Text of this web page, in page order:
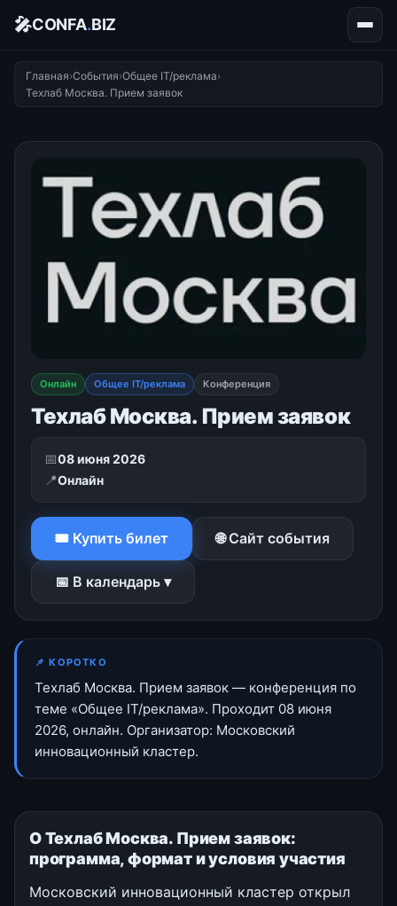
🎤CONFA.BIZ
Главная›События›Общее IT/реклама›
Техлаб Москва. Прием заявок
Онлайн Общее IT/реклама Конференция
Техлаб Москва. Прием заявок
📅08 июня 2026
📍Онлайн
🎟 Купить билет 🌐 Сайт события
📅 В календарь ▾
📌 КОРОТКО
Техлаб Москва. Прием заявок — конференция по
теме «Общее IT/реклама». Проходит 08 июня
2026, онлайн. Организатор: Московский
инновационный кластер.
О Техлаб Москва. Прием заявок:
программа, формат и условия участия
Московский инновационный кластер открыл